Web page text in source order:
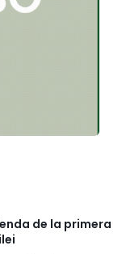
de la primera